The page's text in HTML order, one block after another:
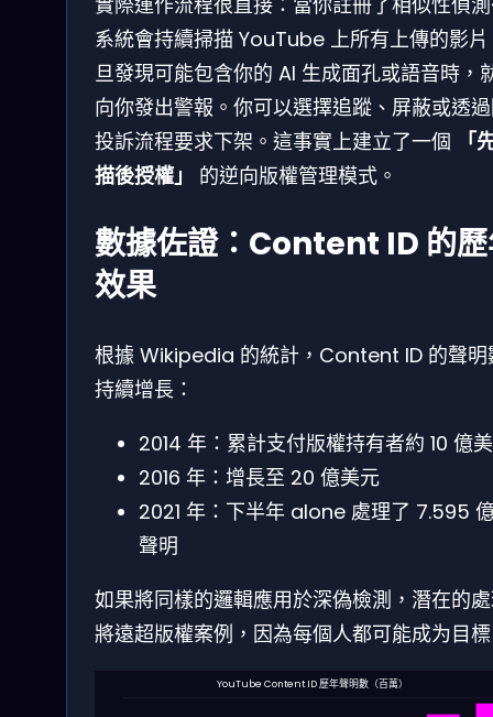
系統會持續掃描 YouTube 上所有上傳的影
旦發現可能包含你的 AI 生成面孔或語音時，
向你發出警報。你可以選擇追蹤、屏蔽或透
投訴流程要求下架。這事實上建立了一個
「
描後授權」
的逆向版權管理模式。
數據佐證：Content ID 的
效果
根據 Wikipedia 的統計，Content ID 的聲明
持續增長：
2014 年：累計支付版權持有者約 10 億
2016 年：增長至 20 億美元
2021 年：下半年 alone 處理了 7.595
聲明
如果將同樣的邏輯應用於深偽檢測，潛在的
將遠超版權案例，因為每個人都可能成为目
YouTube Content ID 歷年聲明數（百萬）